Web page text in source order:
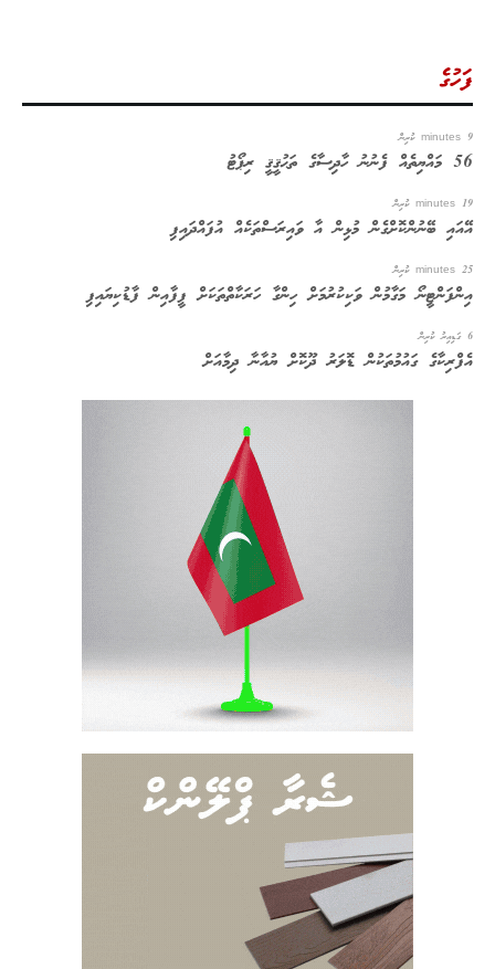
ފަހުގެ
9 minutes ކުރިން
56 މައްޔިތެއް ފެނުނު ހާދިސާގެ ތަޙުޤީޤީ ރިޕޯޓު
19 minutes ކުރިން
އޭއައި ބޭނުންކޮށްގެން މުޅިން އާ ވައިރަސްތަކެއް އުފައްދައިފި
25 minutes ކުރިން
އިންފަންޓީނޯ މަގާމުން ވަކިކުރުމަށް ހިންގާ ހަރަކާތްތަކަށް ފީފާއިން ފާޑުކިޔައިފި
6 ގަޑިއިރު ކުރިން
އެފްރިކާގެ ގައުމުތަކުން ޑޮލަރު ދޫކޮށް ޔުއާނާ ދިމާއަށް